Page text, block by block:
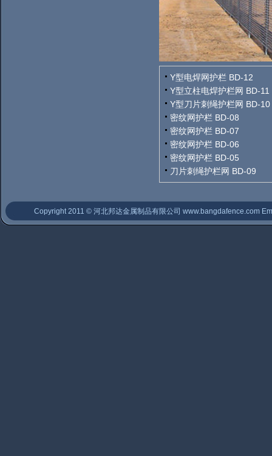
Y型电焊网护栏 BD-12
Y型立柱电焊护栏网 BD-11
Y型刀片刺绳护栏网 BD-10
密纹网护栏 BD-08
密纹网护栏 BD-07
密纹网护栏 BD-06
密纹网护栏 BD-05
刀片刺绳护栏网 BD-09
Copyright 2011 © 河北邦达金属制品有限公司 www.bangdafence.com